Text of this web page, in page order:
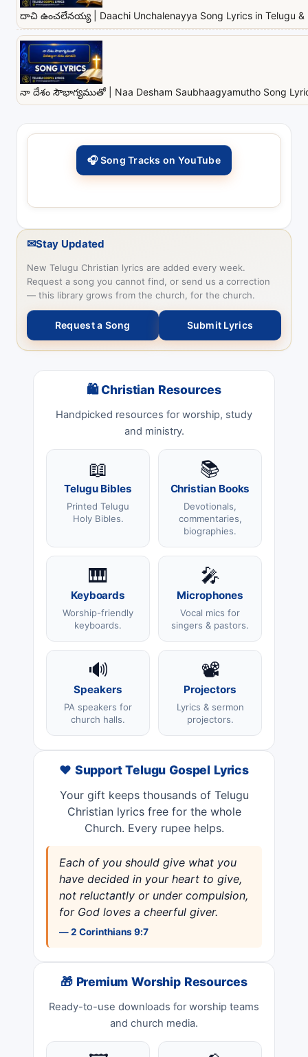
దాచి ఉంచలేనయ్య | Daachi Unchalenayya Song Lyrics in Telugu &
నా దేశం సౌభాగ్యముతో | Naa Desham Saubhaagyamutho Song
🎧 Song Tracks on YouTube
✉Stay Updated
New Telugu Christian lyrics are added every week.
Request a song you cannot find, or send us a correction
— this library grows from the church, for the church.
Request a Song Submit Lyrics
🛍 Christian Resources
Handpicked resources for worship, study
and ministry.
📖
Telugu Bibles
Printed Telugu
Holy Bibles.
📚
Christian Books
Devotionals,
commentaries,
biographies.
🎹
Keyboards
Worship-friendly
keyboards.
🎤
Microphones
Vocal mics for
singers & pastors.
🔊
Speakers
PA speakers for
church halls.
📽️
Projectors
Lyrics & sermon
projectors.
❤️ Support Telugu Gospel Lyrics
Your gift keeps thousands of Telugu
Christian lyrics free for the whole
Church. Every rupee helps.
Each of you should give what you
have decided in your heart to give,
not reluctantly or under compulsion,
for God loves a cheerful giver.
— 2 Corinthians 9:7
🎁 Premium Worship Resources
Ready-to-use downloads for worship teams
and church media.